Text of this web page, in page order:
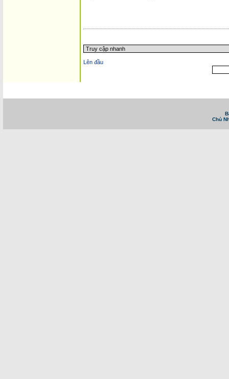
Chủ